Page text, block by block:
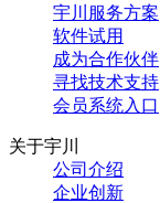
宇川服务方案
软件试用
成为合作伙伴
寻找技术支持
会员系统入口
关于宇川
公司介绍
企业创新